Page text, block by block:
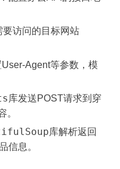
要访问的目标网站
User-Agent等参数，模
库发送POST请求到穿
。
库解析返回
信息。